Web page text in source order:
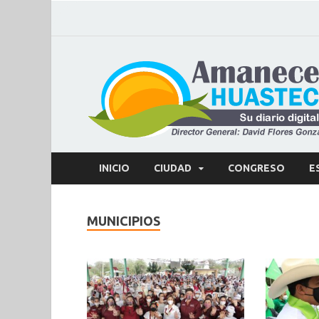
INICIO CIUDAD CONGRESO
MUNICIPIOS